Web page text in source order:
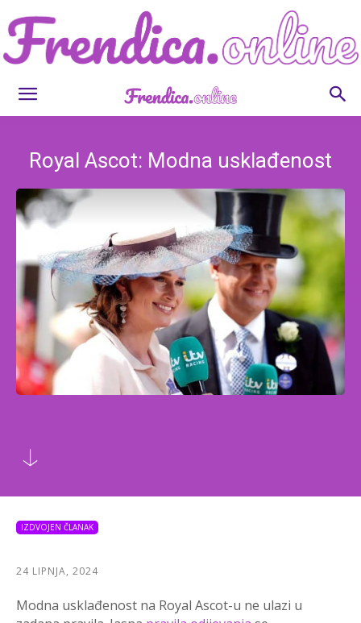
Frendica.online
Royal Ascot: Modna usklađenost
IZDVOJEN ČLANAK
24 LIPNJA, 2024
Modna usklađenost na Royal Ascot-u ne ulazi u